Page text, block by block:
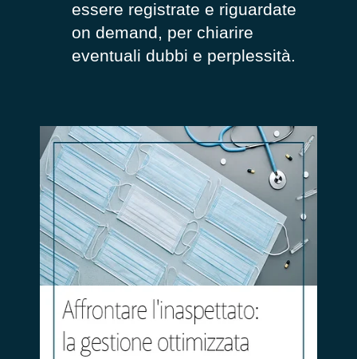
essere registrate e riguardate
on demand, per chiarire
eventuali dubbi e perplessità.